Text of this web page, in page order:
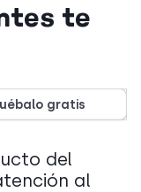
te
gratis
del
al